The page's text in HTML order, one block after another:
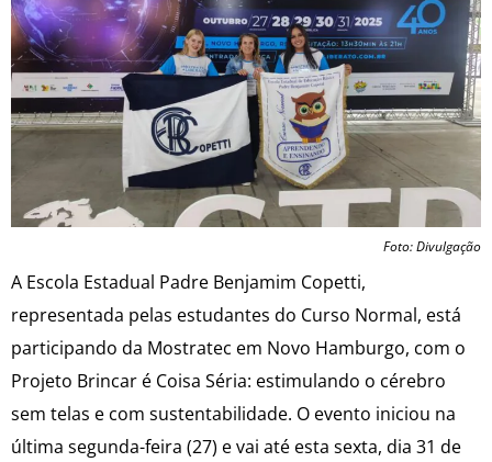
Foto: Divulgação
A Escola Estadual Padre Benjamim Copetti,
representada pelas estudantes do Curso Normal, está
participando da Mostratec em Novo Hamburgo, com o
Projeto Brincar é Coisa Séria: estimulando o cérebro
sem telas e com sustentabilidade. O evento iniciou na
última segunda-feira (27) e vai até esta sexta, dia 31 de